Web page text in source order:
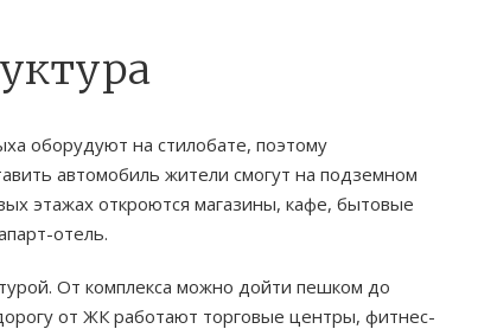
оборудуют на стилобате, поэтому
автомобиль жители смогут на подземном
этажах откроются магазины, кафе, бытовые
отель.
От комплекса можно дойти пешком до
от ЖК работают торговые центры, фитнес-